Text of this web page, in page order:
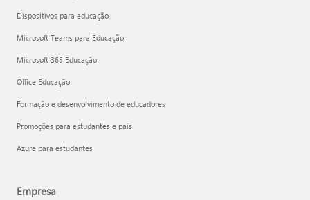
Dispositivos para educação
Microsoft Teams para Educação
Microsoft 365 Educação
Office Educação
Formação e desenvolvimento de educadores
Promoções para estudantes e pais
Azure para estudantes
Empresa